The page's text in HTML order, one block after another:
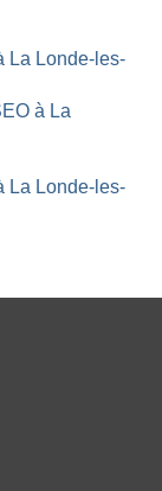
La Londe-les-
à La
La Londe-les-